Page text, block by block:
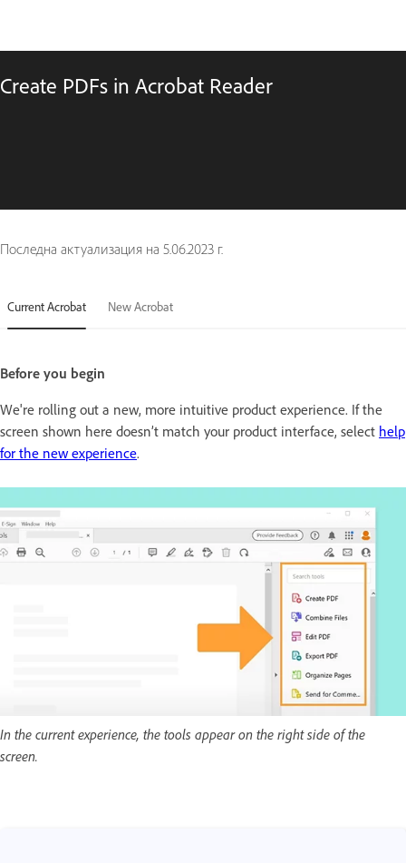
Create PDFs in Acrobat Reader
Последна актуализация на 5.06.2023 г.
Current Acrobat New Acrobat
Before you begin
We're rolling out a new, more intuitive product experience. If the
screen shown here doesn’t match your product interface, select help
for the new experience.
In the current experience, the tools appear on the right side of the
screen.